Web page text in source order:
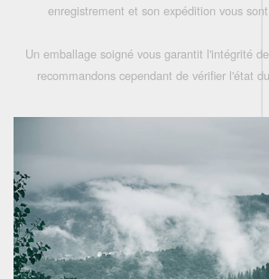
enregistrement et son expédition vous
Un emballage soigné vous garantit l'intégrité
recommandons cependant de vérifier l'état